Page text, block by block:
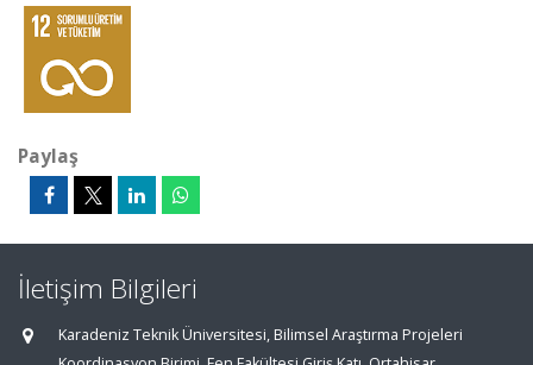
Paylaş
İletişim Bilgileri
Karadeniz Teknik Üniversitesi, Bilimsel Araştırma Projeleri